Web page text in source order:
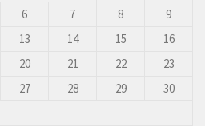
6 7 8
9
13 14 15
16
20 21 22
23
27 28 29
30